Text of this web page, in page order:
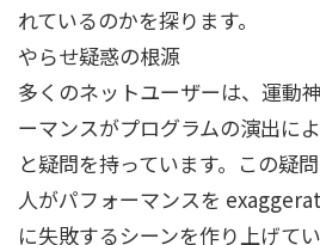
れているのかを探ります。
やらせ疑惑の根源
多くのネットユーザーは、運動
ーマンスがプログラムの演出に
と疑問を持っています。この疑
人がパフォーマンスを
に失敗するシーンを作り上げて